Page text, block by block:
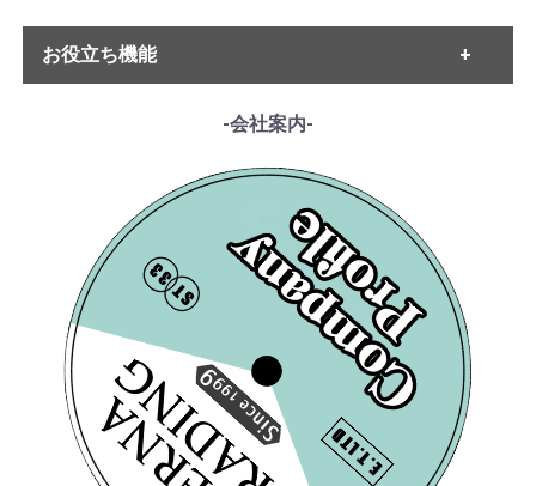
・ハイドン
・ベートーヴェン
・ワーグナー
・スメタナ
・シュトラウス家
・ブラームス
・サン・サーンス
・チャイコフスキー
・ドヴォルザーク
・グリーグ
・フォーレ
・プッチーニ
・マーラー
・ETERNA
・MELODIYA
・DECCA
・PHILIPS
・SUPRAPHON
・クリュブ盤
・マイナー盤/プライベート盤
お役立ち機能
・レコード洗浄ガイド
・単語の説明
・ルート案内
------特集ページ------
・『エテルナの芸術』
・『アナログ期の名匠たち』
・『デジタル録音の夜明け』
・『ソ連のオーケストラ』
-会社案内-